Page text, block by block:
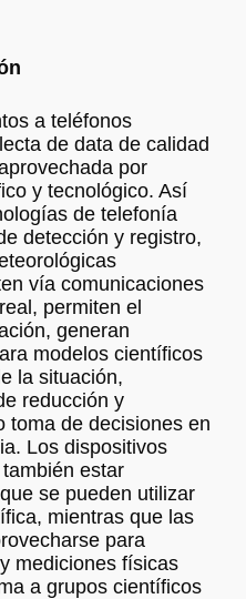
a teléfonos
de data de calidad
por
y tecnológico. Así
de telefonía
detección y registro,
vía comunicaciones
permiten el
generan
modelos científicos
la situación,
reducción y
toma de decisiones en
Los dispositivos
estar
se pueden utilizar
mientras que las
para
mediciones físicas
a grupos científicos